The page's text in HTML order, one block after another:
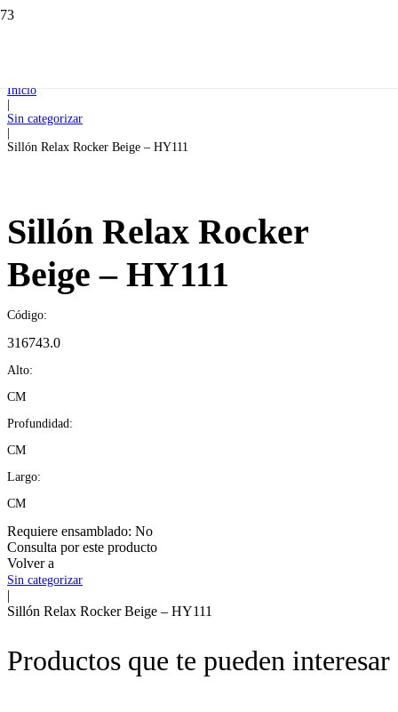
Inicio
Sin categorizar
Sillón Relax Rocker Beige – HY111
Sillón Relax Rocker
Beige – HY111
Código:
316743.0
Alto:
CM
Profundidad:
CM
Largo:
CM
Requiere ensamblado: No
Consulta por este producto
Volver a
Sin categorizar
|
Sillón Relax Rocker Beige – HY111
Productos que te pueden interesar